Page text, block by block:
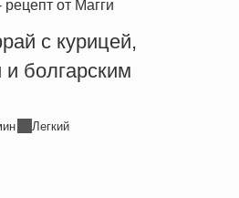
с курицей,
болгарским
Легкий